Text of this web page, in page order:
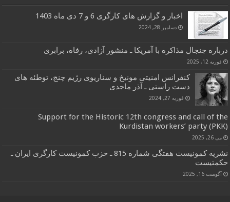
اخبار و گزارش های کارگری 6 و 7 دی ماه 1403
دسامبر 28, 2024
درباره جنجال مذاکره با آمریکا ـ منشور آزادی، رفاه، برابری
فوریه 12, 2025
کنفرانس امنیتی مونیخ و سناریوی رژیم چنج، توطئه های
دست راستی ـ آذر ماجدی
فوریه 27, 2024
Support for the Historic 12th congress and call of the
Kurdistan workers’ party (PKK)
می 26, 2025
نشریه کمونیست هفتگی شماره 815 ـ حزب کمونیست کارگری ایران ـ
حکمتیست
آگوست 16, 2025